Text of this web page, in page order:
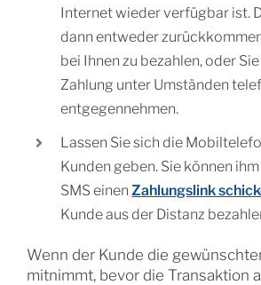
Internet wieder verfügbar ist.
dann entweder
bei Ihnen zu bezahlen, oder
Zahlung unter Umständen
entgegennehmen.
Lassen Sie sich die
Kunden geben. Sie können
SMS einenZahlungslink
Kunde aus der Distanz
Wenn der Kunde die
mitnimmt, bevor die Transaktion